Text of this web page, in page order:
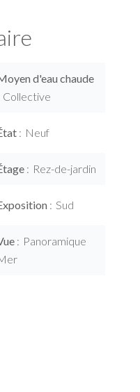
d'eau chaude
Collective
Neuf
Rez-de-jardin
Sud
Panoramique